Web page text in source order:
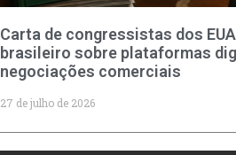
Carta de congressistas dos
brasileiro sobre plataformas
negociações comerciais
27 de julho de 2026